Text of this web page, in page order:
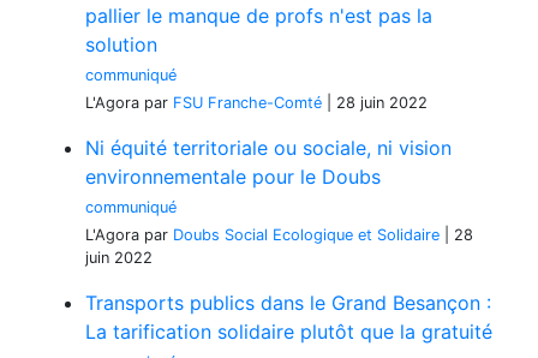
pallier le manque de profs n'est pas la
solution
communiqué
L'Agora par FSU Franche-Comté 28 juin 2022
Ni équité territoriale ou sociale, ni vision
environnementale pour le Doubs
communiqué
L'Agora par Doubs Social Ecologique et Solidaire
28
juin 2022
Transports publics dans le Grand Besançon :
La tarification solidaire plutôt que la gratuité